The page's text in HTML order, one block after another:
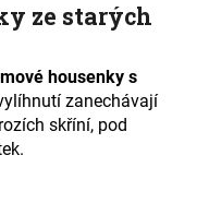
ze starých
housenky s
zanechávají
skříní, pod